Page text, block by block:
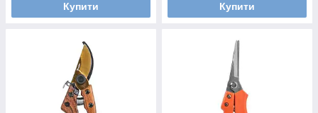
Купити Купити